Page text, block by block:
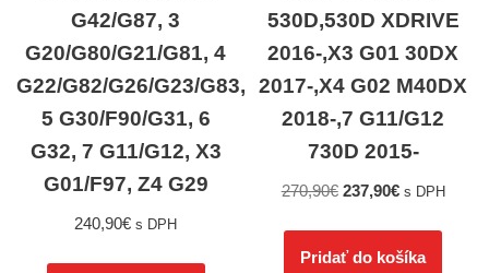
G42/G87, 3
G20/G80/G21/G81, 4
G22/G82/G26/G23/G83,
5 G30/F90/G31, 6
G32, 7 G11/G12, X3
G01/F97, Z4 G29
240,90€ s DPH
530D,530D XDRIVE
2016-,X3 G01 30DX
2017-,X4 G02 M40DX
2018-,7 G11/G12
730D 2015-
270,90€ 237,90€ s DPH
Pridať do košíka